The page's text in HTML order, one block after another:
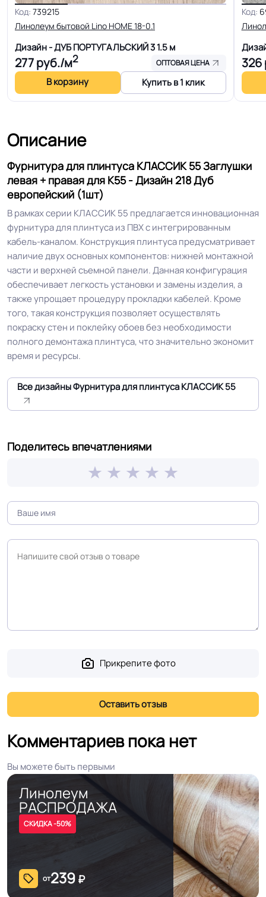
Дизайн рисунка Дерево
Код: 739215
Линолеум бытовой Lino HOME 18-0.1
Дизайн - ДУБ ПОРТУГАЛЬСКИЙ 31.5 м
277руб./м2 ОПТОВАЯ ЦЕНА
В корзину Купить в 1 клик
Код:
326
Описание
Фурнитура для плинтуса КЛАССИК 55 Заглушки
левая + правая для К55 - Дизайн 218 Дуб
европейский (1шт)
В рамках серии КЛАССИК 55 предлагается инновационная
фурнитура для плинтуса из ПВХ с интегрированным
кабель-каналом. Конструкция плинтуса предусматривает
наличие двух основных компонентов: нижней монтажной
части и верхней съемной панели. Данная конфигурация
обеспечивает легкость установки и замены изделия, а
также упрощает процедуру прокладки кабелей. Кроме
того, такая конструкция позволяет осуществлять
покраску стен и поклейку обоев без необходимости
полного демонтажа плинтуса, что значительно экономит
время и ресурсы.
Все дизайны Фурнитура для плинтуса КЛАССИК 55
Комментариев пока нет
Вы можете быть первыми
Поделитесь впечатлениями
Прикрепите фото
Линолеум
РАСПРОДАЖА
СКИДКА -50%
от239 ₽